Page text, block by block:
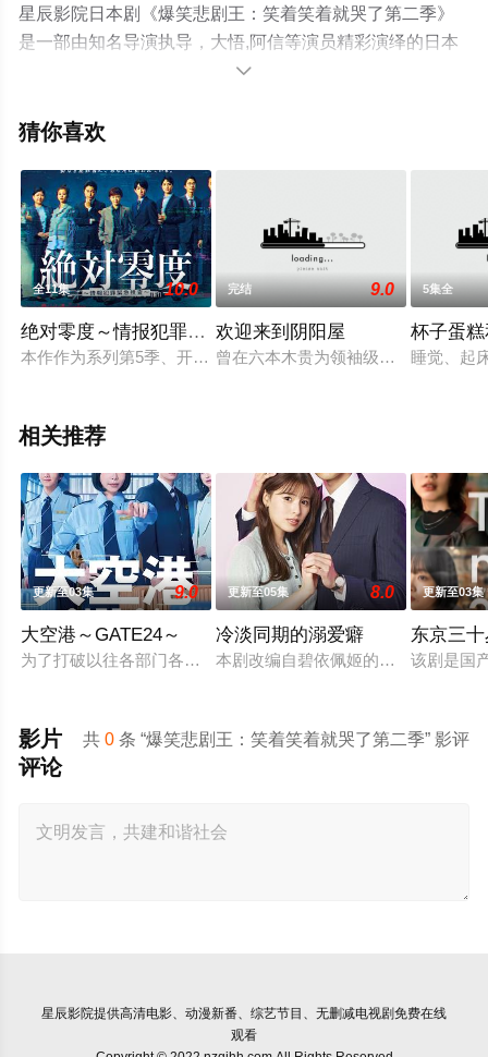
星辰影院日本剧《爆笑悲剧王：笑着笑着就哭了第二季》
是一部由知名导演执导，大悟,阿信等演员精彩演绎的日本
电视剧，手机免费观看高清未删减完整版电视剧全集就上
移步至豆瓣电视剧、电视猫或剧情网等平台了解。

猜你喜欢
全11集 10.0
绝对零度～情报犯罪紧急搜查～
本作作为系列第5季、开播15周年的作品，以“信息犯罪特命对
完结 9.0
欢迎来到阴阳屋
曾在六本木贵为领袖级牛郎的安倍祥
5集全
杯子蛋
睡觉、起
相关推荐
更新至03集 9.0
大空港～GATE24～
为了打破以往各部门各自为政的死板规矩，内阁官房直属成立
更新至05集 8.0
冷淡同期的溺爱癖
本剧改编自碧依佩姬的同名漫画，是
更新至03集
东京三
该剧是国
共0 条 “爆笑悲剧王：笑着笑着就哭了第二季” 影评
影片
评论
星辰影院提供高清电影、动漫新番、综艺节目、无删减电视剧免费在线
观看